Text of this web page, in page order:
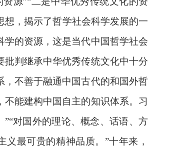
想，揭示了哲学社会科学发展的一
的资源，这是当代中国哲学社会
判继承中华优秀传统文化中十分
不善于融通中国古代的和国外哲
能建构中国自主的知识体系。习
对国外的理论、概念、话语、方
最可贵的精神品质。”十年来，